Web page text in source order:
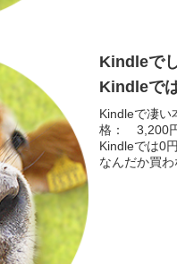
Kindleで
Kindleで
Kindleで凄
格： 3,200円
Kindleでは0
なんだか買わ